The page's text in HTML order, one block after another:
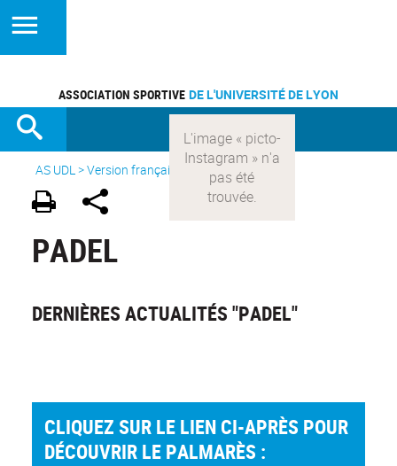
ASSOCIATION SPORTIVE DE L'UNIVERSITÉ DE LYON
AS UDL>Version française > Les sports >
PADEL
DERNIÈRES ACTUALITÉS "PADEL"
CLIQUEZ SUR LE LIEN CI-APRÈS POUR
DÉCOUVRIR LE PALMARÈS :